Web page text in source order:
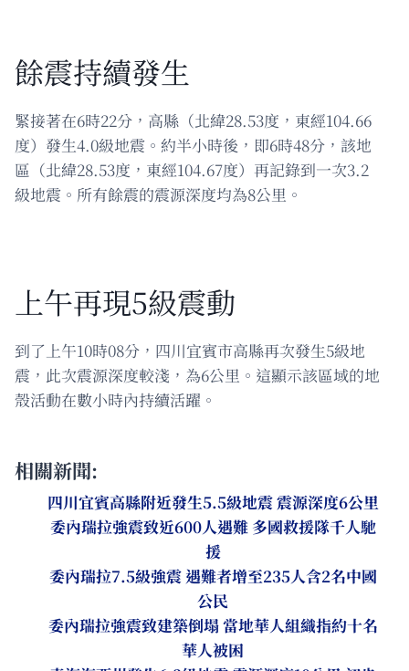
餘震持續發生
緊接著在6時22分，高縣（北緯28.53度，東經104.66
度）發生4.0級地震。約半小時後，即6時48分，該地
區（北緯28.53度，東經104.67度）再記錄到一次3.2
級地震。所有餘震的震源深度均為8公里。
上午再現5級震動
到了上午10時08分，四川宜賓市高縣再次發生5級地
震，此次震源深度較淺，為6公里。這顯示該區域的地
殼活動在數小時內持續活躍。
相關新聞:
四川宜賓高縣附近發生5.5級地震 震源深度6公里
委內瑞拉強震致近600人遇難 多國救援隊千人馳
援
委內瑞拉7.5級強震 遇難者增至235人含2名中國
公民
委內瑞拉強震致建築倒塌 當地華人組織指約十名
華人被困